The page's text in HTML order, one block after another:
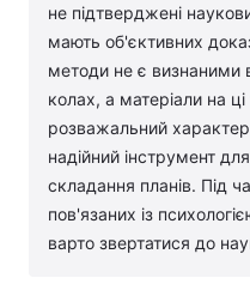
не підтверджені
мають об'єктивних
методи не є визнаними
колах, а матеріали на
розважальний характер
надійний інструмент
складання планів. Під
пов'язаних із
варто звертатися до